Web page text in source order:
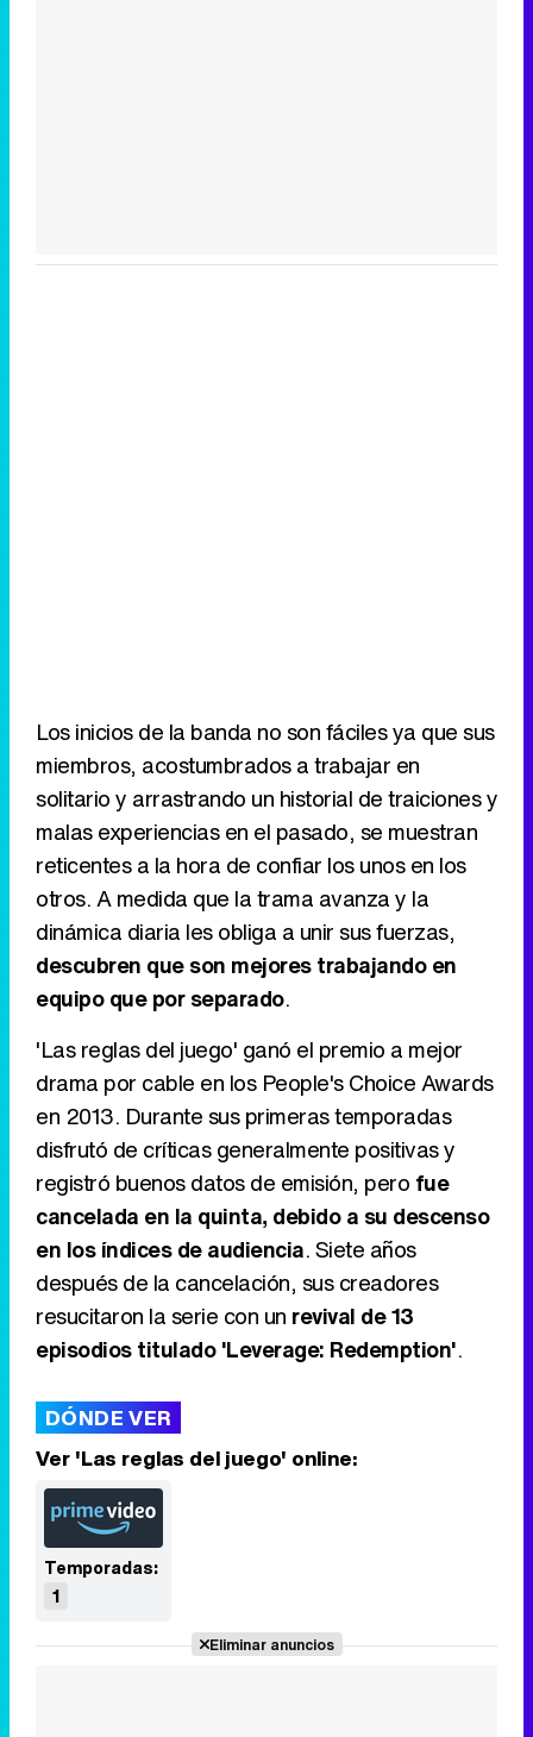
Los inicios de la banda no son fáciles ya que sus
miembros, acostumbrados a trabajar en
solitario y arrastrando un historial de traiciones y
malas experiencias en el pasado, se muestran
reticentes a la hora de confiar los unos en los
otros. A medida que la trama avanza y la
dinámica diaria les obliga a unir sus fuerzas,
descubren que son mejores trabajando en
equipo que por separado.
'Las reglas del juego' ganó el premio a mejor
drama por cable en los People's Choice Awards
en 2013. Durante sus primeras temporadas
disfrutó de críticas generalmente positivas y
registró buenos datos de emisión, pero fue
cancelada en la quinta, debido a su descenso
en los índices de audiencia. Siete años
después de la cancelación, sus creadores
resucitaron la serie con un revival de 13
episodios titulado 'Leverage: Redemption'.
DÓNDE VER
Ver 'Las reglas del juego' online:
Temporadas:
1
Eliminar anuncios